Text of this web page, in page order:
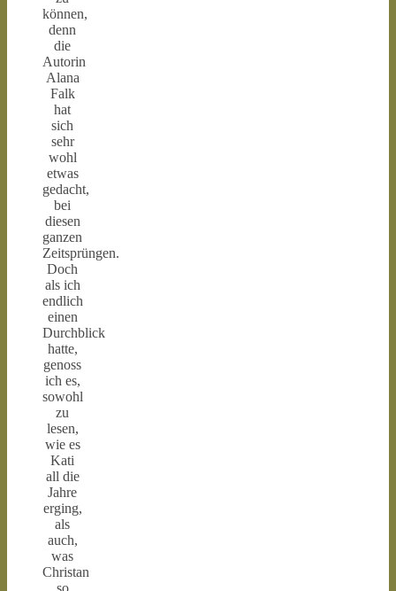
können,
denn
die
Autorin
Alana
Falk
hat
sich
sehr
wohl
etwas
gedacht,
bei
diesen
ganzen
Zeitsprüngen.
Doch
als ich
endlich
einen
Durchblick
hatte,
genoss
ich es,
sowohl
zu
lesen,
wie es
Kati
all die
Jahre
erging,
als
auch,
was
Christan